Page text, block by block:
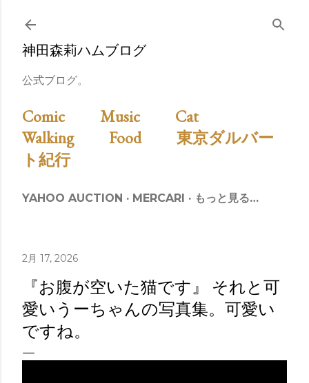
スキップしてメイン コンテンツに移動
神田森莉ハムブログ
公式ブログ。
Comic Music
Cat
Walking
Food
東京ダルバー
ト紀行
YAHOO AUCTION MERCARI もっと見る…
2月 17, 2026
『お腹が空いた猫です』 それと可
愛いうーちゃんの写真集。可愛い
ですね。